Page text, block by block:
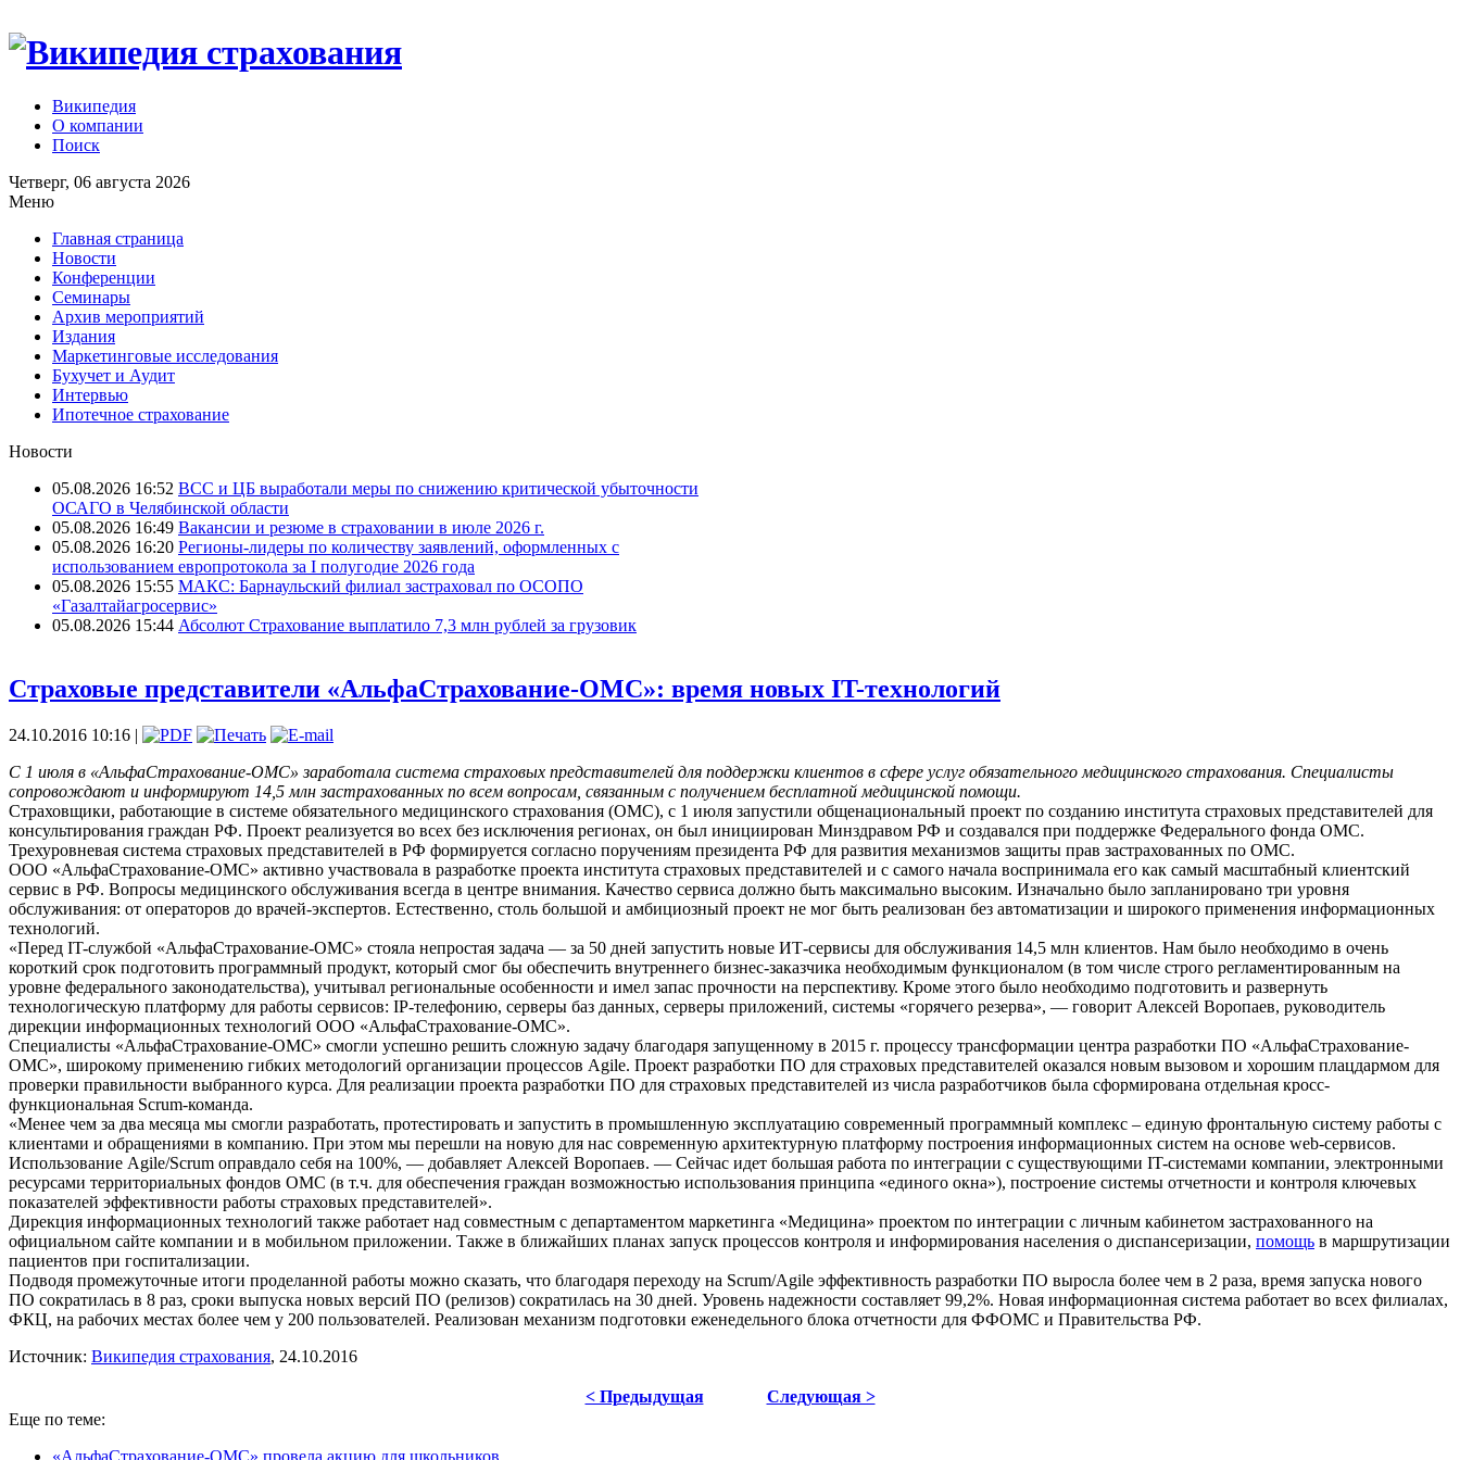
Википедия
О компании
Поиск
Четверг, 06 августа 2026
Меню
Главная страница
Новости
Конференции
Семинары
Архив мероприятий
Издания
Маркетинговые исследования
Бухучет и Аудит
Интервью
Ипотечное страхование
Новости
05.08.2026 16:52 ВСС и ЦБ выработали меры по снижению критической убыточности
ОСАГО в Челябинской области
05.08.2026 16:49 Вакансии и резюме в страховании в июле 2026 г.
05.08.2026 16:20 Регионы-лидеры по количеству заявлений, оформленных с
использованием европротокола за I полугодие 2026 года
05.08.2026 15:55 МАКС: Барнаульский филиал застраховал по ОСОПО
«Газалтайагросервис»
05.08.2026 15:44 Абсолют Страхование выплатило 7,3 млн рублей за грузовик
Страховые представители «АльфаСтрахование-ОМС»: время новых IT-технологий
24.10.2016 10:16 |
С 1 июля в «АльфаСтрахование-ОМС» заработала система страховых представителей для поддержки клиентов в сфере услуг обязательного медицинского страхования. Специалисты
сопровождают и информируют 14,5 млн застрахованных по всем вопросам, связанным с получением бесплатной медицинской помощи.
Страховщики, работающие в системе обязательного медицинского страхования (ОМС), с 1 июля запустили общенациональный проект по созданию института страховых представителей для
консультирования граждан РФ. Проект реализуется во всех без исключения регионах, он был инициирован Минздравом РФ и создавался при поддержке Федерального фонда ОМС.
Трехуровневая система страховых представителей в РФ формируется согласно поручениям президента РФ для развития механизмов защиты прав застрахованных по ОМС.
ООО «АльфаСтрахование-ОМС» активно участвовала в разработке проекта института страховых представителей и с самого начала воспринимала его как самый масштабный клиентский
сервис в РФ. Вопросы медицинского обслуживания всегда в центре внимания. Качество сервиса должно быть максимально высоким. Изначально было запланировано три уровня
обслуживания: от операторов до врачей-экспертов. Естественно, столь большой и амбициозный проект не мог быть реализован без автоматизации и широкого применения информационных
технологий.
«Перед IT-службой «АльфаСтрахование-ОМС» стояла непростая задача — за 50 дней запустить новые ИТ-сервисы для обслуживания 14,5 млн клиентов. Нам было необходимо в очень
короткий срок подготовить программный продукт, который смог бы обеспечить внутреннего бизнес-заказчика необходимым функционалом (в том числе строго регламентированным на
уровне федерального законодательства), учитывал региональные особенности и имел запас прочности на перспективу. Кроме этого было необходимо подготовить и развернуть
технологическую платформу для работы сервисов: IP-телефонию, серверы баз данных, серверы приложений, системы «горячего резерва», — говорит Алексей Воропаев, руководитель
дирекции информационных технологий ООО «АльфаСтрахование-ОМС».
Специалисты «АльфаСтрахование-ОМС» смогли успешно решить сложную задачу благодаря запущенному в 2015 г. процессу трансформации центра разработки ПО «АльфаСтрахование-
ОМС», широкому применению гибких методологий организации процессов Agile. Проект разработки ПО для страховых представителей оказался новым вызовом и хорошим плацдармом для
проверки правильности выбранного курса. Для реализации проекта разработки ПО для страховых представителей из числа разработчиков была сформирована отдельная кросс-
функциональная Scrum-команда.
«Менее чем за два месяца мы смогли разработать, протестировать и запустить в промышленную эксплуатацию современный программный комплекс – единую фронтальную систему работы с
клиентами и обращениями в компанию. При этом мы перешли на новую для нас современную архитектурную платформу построения информационных систем на основе web-сервисов.
Использование Agile/Scrum оправдало себя на 100%, — добавляет Алексей Воропаев. — Сейчас идет большая работа по интеграции с существующими IT-системами компании, электронными
ресурсами территориальных фондов ОМС (в т.ч. для обеспечения граждан возможностью использования принципа «единого окна»), построение системы отчетности и контроля ключевых
показателей эффективности работы страховых представителей».
Дирекция информационных технологий также работает над совместным с департаментом маркетинга «Медицина» проектом по интеграции с личным кабинетом застрахованного на
официальном сайте компании и в мобильном приложении. Также в ближайших планах запуск процессов контроля и информирования населения о диспансеризации, помощь в маршрутизации
пациентов при госпитализации.
Подводя промежуточные итоги проделанной работы можно сказать, что благодаря переходу на Scrum/Agile эффективность разработки ПО выросла более чем в 2 раза, время запуска нового
ПО сократилась в 8 раз, сроки выпуска новых версий ПО (релизов) сократилась на 30 дней. Уровень надежности составляет 99,2%. Новая информационная система работает во всех филиалах,
ФКЦ, на рабочих местах более чем у 200 пользователей. Реализован механизм подготовки еженедельного блока отчетности для ФФОМС и Правительства РФ.
Источник: Википедия страхования, 24.10.2016
< Предыдущая
Следующая >
Еще по теме:
«АльфаСтрахование-ОМС» провела акцию для школьников